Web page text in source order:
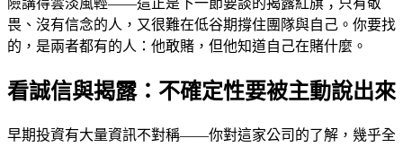
畏、沒有信念的人，又很難在低谷期撐住團隊與自己。你要找
的，是兩者都有的人：他敢賭，但他知道自己在賭什麼。
看誠信與揭露：不確定性要被主動說出來
早期投資有大量資訊不對稱——你對這家公司的了解，幾乎全